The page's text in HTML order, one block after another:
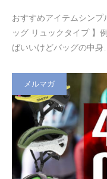
おすすめアイテムシン
ッグ リュックタイプ 】
ばいいけどバッグの中身…
メルマガ